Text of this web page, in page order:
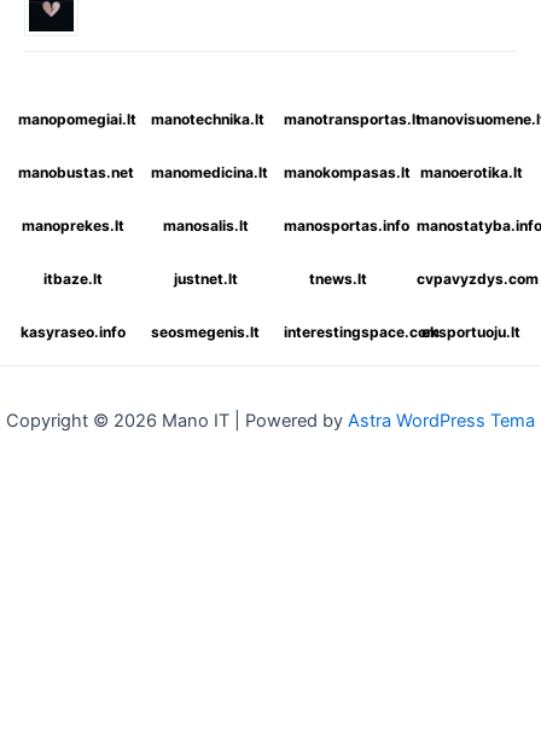
manopomegiai.lt manotechnika.lt manotransportas.lt
manobustas.net manomedicina.lt manokompasas.lt manoerotika.lt
manoprekes.lt manosalis.lt manosportas.info manostatyba.info
itbaze.lt justnet.lt tnews.lt cvpavyzdys.com
kasyraseo.info seosmegenis.lt interestingspace.comeksportuoju.lt
Copyright © 2026 Mano IT | Powered by Astra WordPress Tema